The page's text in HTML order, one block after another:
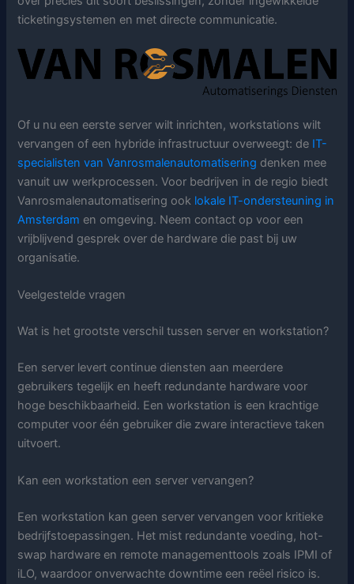
ticketingsystemen en met directe communicatie.
Of u nu een eerste server wilt inrichten, workstations wilt
vervangen of een hybride infrastructuur overweegt: de IT-
specialisten van Vanrosmalenautomatisering denken mee
vanuit uw werkprocessen. Voor bedrijven in de regio biedt
Vanrosmalenautomatisering ook lokale IT-ondersteuning in
Amsterdam en omgeving. Neem contact op voor een
vrijblijvend gesprek over de hardware die past bij uw
organisatie.
Veelgestelde vragen
Wat is het grootste verschil tussen server en workstation?
Een server levert continue diensten aan meerdere
gebruikers tegelijk en heeft redundante hardware voor
hoge beschikbaarheid. Een workstation is een krachtige
computer voor één gebruiker die zware interactieve taken
uitvoert.
Kan een workstation een server vervangen?
Een workstation kan geen server vervangen voor kritieke
bedrijfstoepassingen. Het mist redundante voeding, hot-
swap hardware en remote managementtools zoals IPMI of
iLO, waardoor onverwachte downtime een reëel risico is.